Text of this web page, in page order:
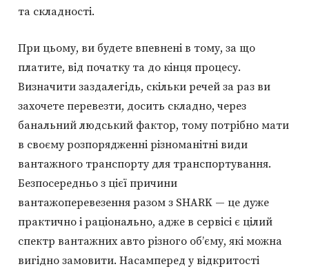
та складності.
При цьому, ви будете впевнені в тому, за що
платите, від початку та до кінця процесу.
Визначити заздалегідь, скільки речей за раз ви
захочете перевезти, досить складно, через
банальний людський фактор, тому потрібно мати
в своєму розпорядженні різноманітні види
вантажного транспорту для транспортування.
Безпосередньо з цієї причини
вантажоперевезення разом з SHARK — це дуже
практично і раціонально, адже в сервісі є цілий
спектр вантажних авто різного об’єму, які можна
вигідно замовити. Насамперед у відкритості